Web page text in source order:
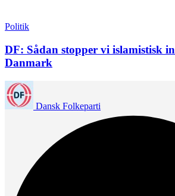
Politik
DF: Sådan stopper vi islamistisk
Danmark
Dansk Folkeparti